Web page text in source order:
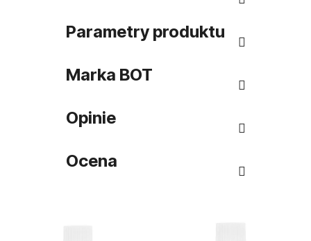
Parametry produktu
Marka BOT
Opinie
Ocena